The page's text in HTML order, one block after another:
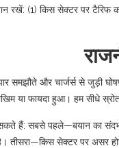
रखें: (1) किस सेक्टर पर
समझौते और चार्जर्स से
या फायदा हुआ। हम सीधे
हैं: सबसे पहले—बयान का
तीसरा—किस सेक्टर पर असर